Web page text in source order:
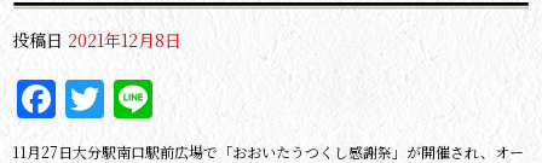
投稿日 2021年12月8日
Facebook
Twitter
Line
11月27日大分駅南口駅前広場で「おおいたうつくし感謝祭」が開催され、オー